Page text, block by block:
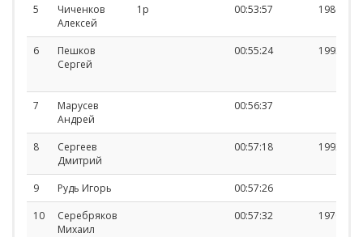
5
Чиченков
Алексей
1р 00:53:57 1980
6
Пешков
Сергей
00:55:24 1993
7
Марусев
Андрей
00:56:37
8
Сергеев
Дмитрий
00:57:18 1993
9 Рудь Игорь
00:57:26
10
Серебряков
Михаил
00:57:32 1970